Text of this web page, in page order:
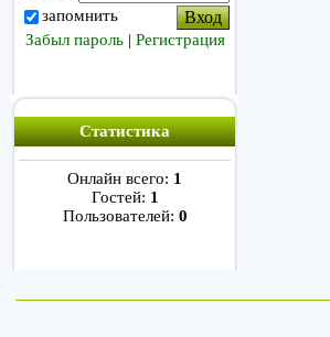
запомнить
Забыл пароль| Регистрация
Статистика
Онлайн всего: 1
Гостей: 1
Пользователей: 0